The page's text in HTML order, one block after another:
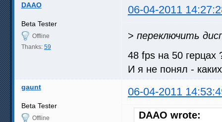
DAAO 06-04-2011
Beta Tester
Offline
Thanks: 59
> переключить
48 fps на 50 герцах
И я не понял -
gaunt 06-04-2011
Beta Tester
Offline
DAAO wrote: